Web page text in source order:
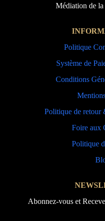
Médiation de
Politique
Système de
Conditions
Politique de retour
Foire aux
Politique
Abonnez-vous et